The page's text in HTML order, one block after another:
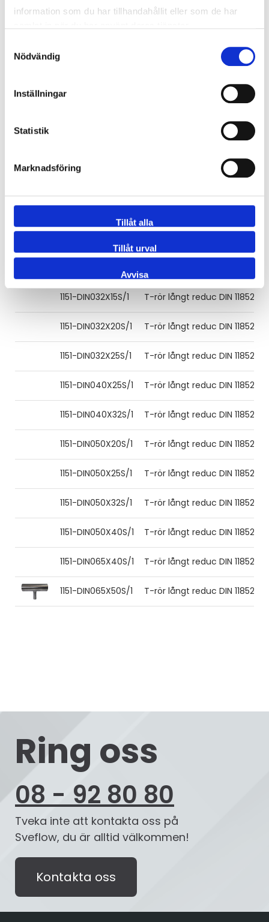
information som du har tillhandahållit eller som de har
Nödvändig
Inställningar
Statistik
Marknadsföring
Tillåt alla
Tillåt urval
Avvisa
T-rör långt reduc DIN 11852
1151-DIN025X10S/1 T-rör långt reduc DIN 11852
1151-DIN032X15S/1 T-rör långt reduc DIN 11852
1151-DIN032X20S/1 T-rör långt reduc DIN 11852
1151-DIN032X25S/1 T-rör långt reduc DIN 11852
1151-DIN040X25S/1 T-rör långt reduc DIN 11852
1151-DIN040X32S/1 T-rör långt reduc DIN 11852
1151-DIN050X20S/1 T-rör långt reduc DIN 11852
1151-DIN050X25S/1 T-rör långt reduc DIN 11852
1151-DIN050X32S/1 T-rör långt reduc DIN 11852
1151-DIN050X40S/1 T-rör långt reduc DIN 11852
1151-DIN065X40S/1 T-rör långt reduc DIN 11852
1151-DIN065X50S/1 T-rör långt reduc DIN 11852
Ring oss
08 - 92 80 80
Tveka inte att kontakta oss på
Sveflow, du är alltid välkommen!
Kontakta oss